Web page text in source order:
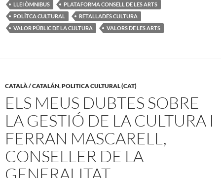
LLEI ÒMNIBUS
PLATAFORMA CONSELL DE LES ARTS
POLÍTCA CULTURAL
RETALLADES CULTURA
VALOR PÚBLIC DE LA CULTURA
VALORS DE LES ARTS
CATALÀ / CATALÁN,POLITICA CULTURAL (CAT)
ELS MEUS DUBTES SOBRE
LA GESTIÓ DE LA CULTURA I
FERRAN MASCARELL,
CONSELLER DE LA
GENERALITAT